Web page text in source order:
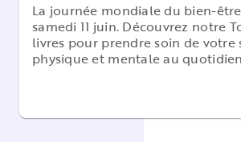
La journée mondiale du bien-
samedi 11 juin. Découvrez notre
livres pour prendre soin de votre
physique et mentale au